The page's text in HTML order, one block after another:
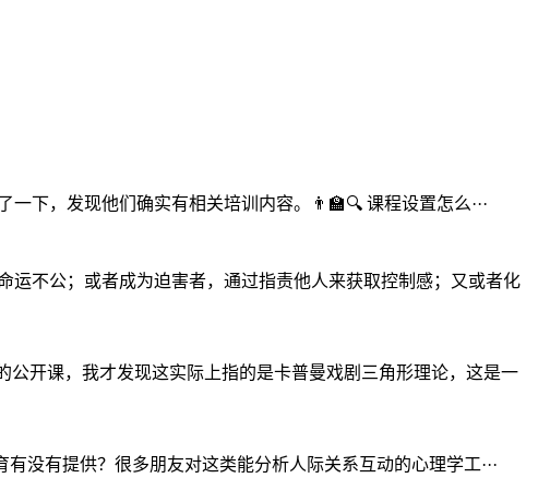
下，发现他们确实有相关培训内容。👨‍🏫🔍 课程设置怎么···
不公；或者成为迫害者，通过指责他人来获取控制感；又或者化
开课，我才发现这实际上指的是卡普曼戏剧三角形理论，这是一
没有提供？很多朋友对这类能分析人际关系互动的心理学工···